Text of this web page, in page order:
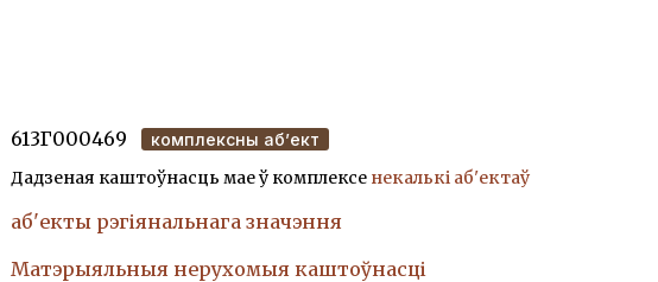
613Г000469 комплексны аб’ект
Дадзеная каштоўнасць мае ў комплексе некалькі аб'ектаў
аб'екты рэгіянальнага значэння
Матэрыяльныя нерухомыя каштоўнасці